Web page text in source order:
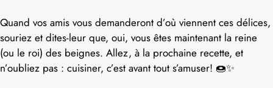
Quand vos amis vous demanderont d’où viennent ces délices,
souriez et dites-leur que, oui, vous êtes maintenant la reine
(ou le roi) des beignes. Allez, à la prochaine recette, et
n’oubliez pas : cuisiner, c’est avant tout s’amuser! 🍩✨